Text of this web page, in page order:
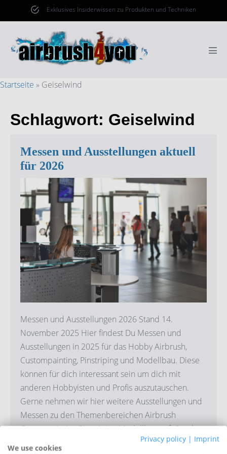
Inhalt
Exklusives Insiderwissen zu Produkten und Techniken
Startseite » Geiselwind
Schlagwort: Geiselwind
Messen und Ausstellungen aktuell
für 2026
und
Ausstellungen
aktuell
für
2026
Messen und Ausstellungen 2026 Stand 14.
November 2025 Hier findest Du Messen und
Ausstellungen in 2025 für das Hobby Airbrush,
Custompainting, Pinstriping und Modellbau. Diese
können für dich interessant sein um dich mit
anderen Hobbyisten und Profis auszutauschen.
Gerne nehmen wir hier weitere Ausstellungen und
Messen zu den Themenbereichen Airbrush
Custompainting Pinstriping Modellbau auf. Sende
Privacy policy | Imprint
We use cookies